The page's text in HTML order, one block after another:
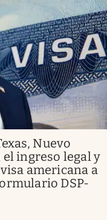
Nuevo
ingreso legal y
americana a
DSP-